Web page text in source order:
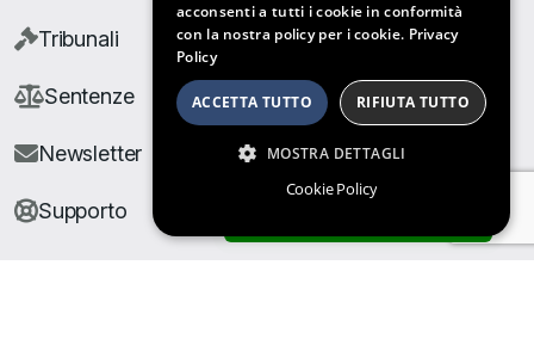
Tribunali
Sentenze
Newsletter
Supporto
acconsenti a tutti i cookie in conformità
con la nostra policy per i cookie. Privacy
Policy
ACCETTA TUTTO RIFIUTA TUTTO
MOSTRA DETTAGLI
Cookie Policy